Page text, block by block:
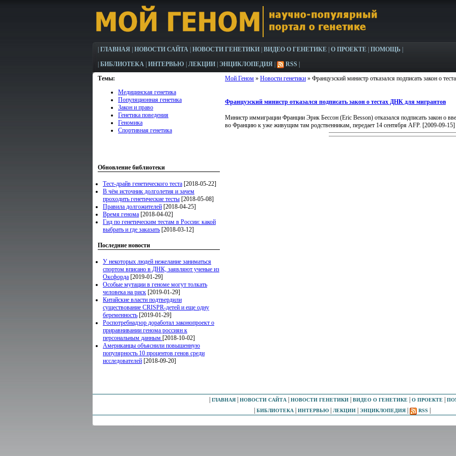
ГЛАВНАЯ НОВОСТИ САЙТА НОВОСТИ ГЕНЕТИКИ ВИДЕО О ГЕНЕТИКЕ О ПРОЕКТЕ ПОМОЩЬ
БИБЛИОТЕКА ИНТЕРВЬЮ ЛЕКЦИИ ЭНЦИКЛОПЕДИЯ RSS
Темы:
Медицинская генетика
Популяционная генетика
Закон и право
Генетика поведения
Геномика
Спортивная генетика
Обновление библиотеки
Тест-драйв генетического теста [2018-05-22]
В чём источник долголетия и зачем
проходить генетические тесты [2018-05-08]
Правила долгожителей [2018-04-25]
Время генома [2018-04-02]
Гид по генетическим тестам в России: какой
выбрать и где заказать [2018-03-12]
Последние новости
У некоторых людей нежелание заниматься
спортом вписано в ДНК, заявляют ученые из
Оксфорда [2019-01-29]
Особые мутации в геноме могут толкать
человека на риск [2019-01-29]
Китайские власти подтвердили
существование CRISPR-детей и еще одну
беременность [2019-01-29]
Роспотребнадзор доработал законопроект о
приравнивании генома россиян к
персональным данным [2018-10-02]
Американцы объяснили повышенную
популярность 10 процентов генов среди
исследователей [2018-09-20]
Мой Геном » Новости генетики » Французский министр отказался подписать закон о
Французский министр отказался подписать закон о тестах ДНК для мигрантов
Министр иммиграции Франции Эрик Бессон (Eric Besson) отказался подписать закон о
во Францию к уже живущим там родственникам, передает 14 сентября AFP. [2009-09-15]
| ГЛАВНАЯ| НОВОСТИ САЙТА| НОВОСТИ ГЕНЕТИКИ| ВИДЕО О ГЕНЕТИКЕ| О ПРОЕКТЕ|
| БИБЛИОТЕКА| ИНТЕРВЬЮ| ЛЕКЦИИ| ЭНЦИКЛОПЕДИЯ| RSS |